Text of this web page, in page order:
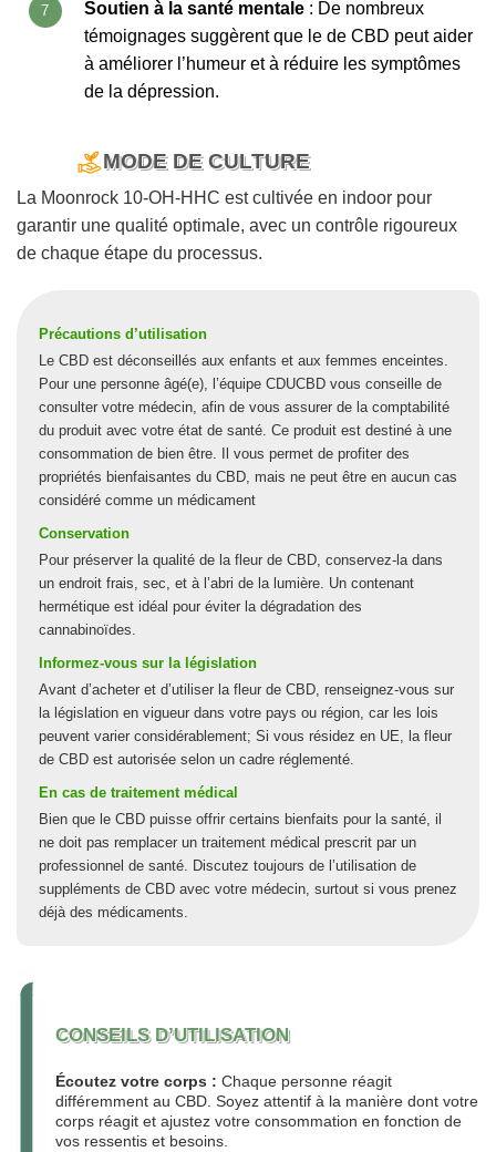
Soutien à la santé mentale: De nombreux
témoignages suggèrent que le de CBD peut aider
à améliorer l’humeur et à réduire les symptômes
de la dépression.
MODE DE CULTURE
La Moonrock 10-OH-HHC est cultivée en indoor pour
garantir une qualité optimale, avec un contrôle rigoureux
de chaque étape du processus.
Précautions d’utilisation
Le CBD est déconseillés aux enfants et aux femmes enceintes.
Pour une personne âgé(e), l’équipe CDUCBD vous conseille de
consulter votre médecin, afin de vous assurer de la comptabilité
du produit avec votre état de santé. Ce produit est destiné à une
consommation de bien être. Il vous permet de profiter des
propriétés bienfaisantes du CBD, mais ne peut être en aucun cas
considéré comme un médicament
Conservation
Pour préserver la qualité de la fleur de CBD, conservez-la dans
un endroit frais, sec, et à l’abri de la lumière. Un contenant
hermétique est idéal pour éviter la dégradation des
cannabinoïdes.
Informez-vous sur la législation
Avant d’acheter et d’utiliser la fleur de CBD, renseignez-vous sur
la législation en vigueur dans votre pays ou région, car les lois
peuvent varier considérablement; Si vous résidez en UE, la fleur
de CBD est autorisée selon un cadre réglementé.
En cas de traitement médical
Bien que le CBD puisse offrir certains bienfaits pour la santé, il
ne doit pas remplacer un traitement médical prescrit par un
professionnel de santé. Discutez toujours de l’utilisation de
suppléments de CBD avec votre médecin, surtout si vous prenez
déjà des médicaments.
CONSEILS D’UTILISATION
Écoutez votre corps : Chaque personne réagit
différemment au CBD. Soyez attentif à la manière dont votre
corps réagit et ajustez votre consommation en fonction de
vos ressentis et besoins.